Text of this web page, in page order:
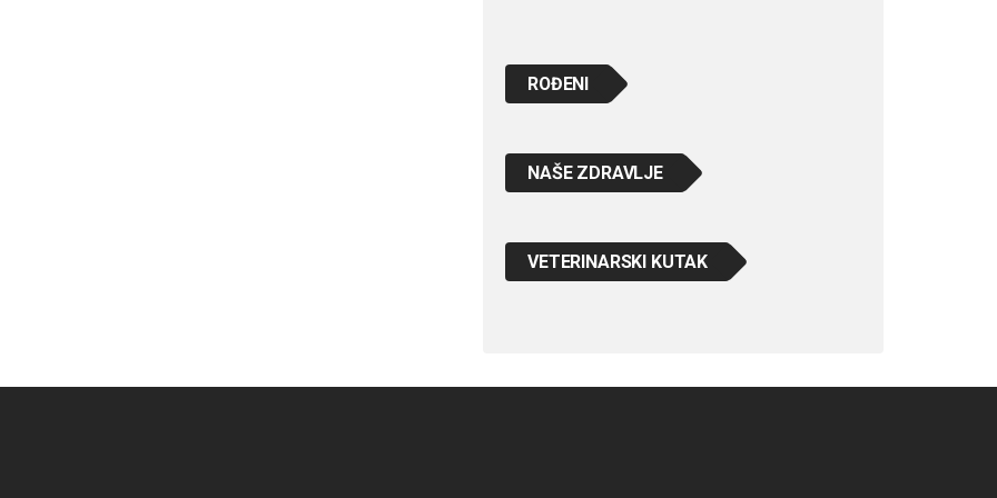
ROĐENI
NAŠE ZDRAVLJE
VETERINARSKI KUTAK